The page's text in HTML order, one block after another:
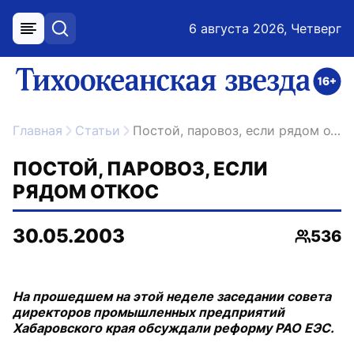
меню поиск 6 августа 2026, Четверг
ссылка на главную
Главная Статьи Постой, паровоз, если рядом откос
ПОСТОЙ, ПАРОВОЗ, ЕСЛИ
РЯДОМ ОТКОС
30.05.2003
536
На прошедшем на этой неделе заседании совета
директоров промышленных предприятий
Хабаровского края обсуждали реформу РАО ЕЭС.